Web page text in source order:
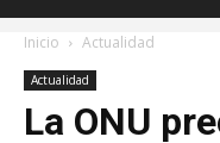
Inicio Actualidad
Actualidad
La ONU